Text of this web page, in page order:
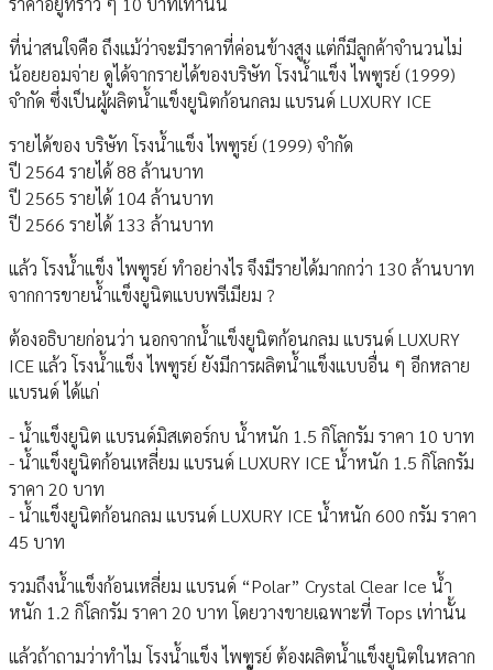
ที่น่าสนใจคือ ถึงแม้ว่าจะมีราคาที่ค่อนข้างสูง แต่ก็มีลูกค้าจำนวนไม่
น้อยยอมจ่าย ดูได้จากรายได้ของบริษัท โรงน้ำแข็ง ไพฑูรย์ (1999)
จำกัด ซึ่งเป็นผู้ผลิตน้ำแข็งยูนิตก้อนกลม แบรนด์ LUXURY ICE
รายได้ของ บริษัท โรงน้ำแข็ง ไพฑูรย์ (1999) จำกัด
ปี 2564 รายได้ 88 ล้านบาท
ปี 2565 รายได้ 104 ล้านบาท
ปี 2566 รายได้ 133 ล้านบาท
แล้ว โรงน้ำแข็ง ไพฑูรย์ ทำอย่างไร จึงมีรายได้มากกว่า 130 ล้านบาท
จากการขายน้ำแข็งยูนิตแบบพรีเมียม ?
ต้องอธิบายก่อนว่า นอกจากน้ำแข็งยูนิตก้อนกลม แบรนด์ LUXURY
ICE แล้ว โรงน้ำแข็ง ไพฑูรย์ ยังมีการผลิตน้ำแข็งแบบอื่น ๆ อีกหลาย
แบรนด์ ได้แก่
- น้ำแข็งยูนิต แบรนด์มิสเตอร์กบ น้ำหนัก 1.5 กิโลกรัม ราคา 10 บาท
- น้ำแข็งยูนิตก้อนเหลี่ยม แบรนด์ LUXURY ICE น้ำหนัก 1.5 กิโลกรัม
ราคา 20 บาท
- น้ำแข็งยูนิตก้อนกลม แบรนด์ LUXURY ICE น้ำหนัก 600 กรัม ราคา
45 บาท
รวมถึงน้ำแข็งก้อนเหลี่ยม แบรนด์ “Polar” Crystal Clear Ice น้ำ
หนัก 1.2 กิโลกรัม ราคา 20 บาท โดยวางขายเฉพาะที่ Tops เท่านั้น
แล้วถ้าถามว่าทำไม โรงน้ำแข็ง ไพฑูรย์ ต้องผลิตน้ำแข็งยูนิตในหลาก